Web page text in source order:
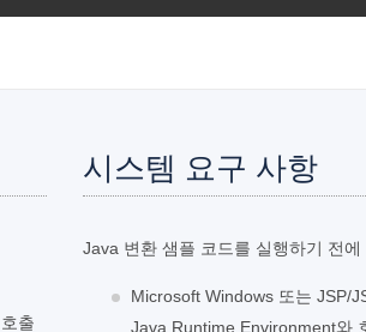
출
시스템 요구 사항
Java 변환 샘플 코드를 실행하기 전
Microsoft Windows 또는 JSP/
Java Runtime Environment와